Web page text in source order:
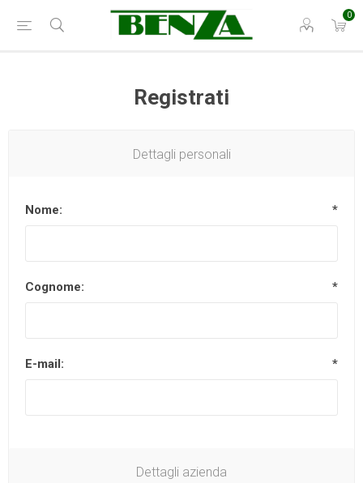
0
Registrati
Dettagli personali
Nome: *
Cognome: *
E-mail: *
Dettagli azienda